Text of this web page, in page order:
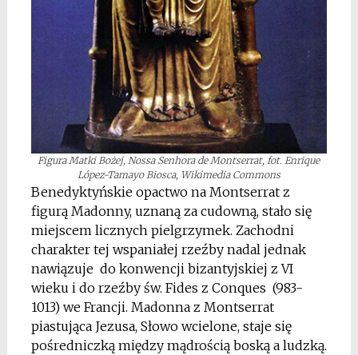
Figura Matki Bożej, Nossa Senhora de Montserrat, fot. Enrique
López-Tamayo Biosca, Wikimedia Commons
Benedyktyńskie opactwo na Montserrat z
figurą Madonny, uznaną za cudowną, stało się
miejscem licznych pielgrzymek. Zachodni
charakter tej wspaniałej rzeźby nadal jednak
nawiązuje do konwencji bizantyjskiej z VI
wieku i do rzeźby św. Fides z Conques (983-
1013) we Francji. Madonna z Montserrat
piastująca Jezusa, Słowo wcielone, staje się
pośredniczką między mądrością boską a ludzką.